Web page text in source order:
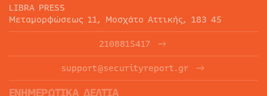
LIBRA PRESS
Μεταμορφώσεως 11, Μοσχάτο Αττικής, 183 45
2108815417
support@securityreport.gr